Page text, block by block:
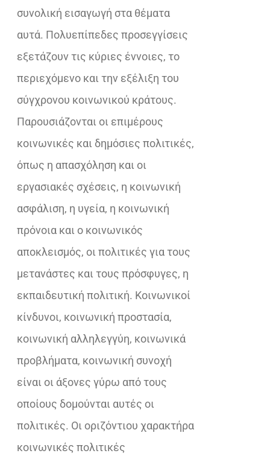
συνολική εισαγωγή στα θέματα
αυτά. Πολυεπίπεδες προσεγγίσεις
εξετάζουν τις κύριες έννοιες, το
περιεχόμενο και την εξέλιξη του
σύγχρονου κοινωνικού κράτους.
Παρουσιάζονται οι επιμέρους
κοινωνικές και δημόσιες πολιτικές,
όπως η απασχόληση και οι
εργασιακές σχέσεις, η κοινωνική
ασφάλιση, η υγεία, η κοινωνική
πρόνοια και ο κοινωνικός
αποκλεισμός, οι πολιτικές για τους
μετανάστες και τους πρόσφυγες, η
εκπαιδευτική πολιτική. Κοινωνικοί
κίνδυνοι, κοινωνική προστασία,
κοινωνική αλληλεγγύη, κοινωνικά
προβλήματα, κοινωνική συνοχή
είναι οι άξονες γύρω από τους
οποίους δομούνται αυτές οι
πολιτικές. Οι οριζόντιου χαρακτήρα
κοινωνικές πολιτικές